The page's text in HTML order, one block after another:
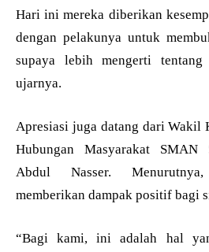
Hari ini mereka diberikan
dengan pelakunya untuk
supaya lebih mengerti
ujarnya.
Apresiasi juga datang dari Wakil
Hubungan Masyarakat SMAN
Abdul Nasser.
memberikan dampak positif bagi
“Bagi kami, ini adalah hal